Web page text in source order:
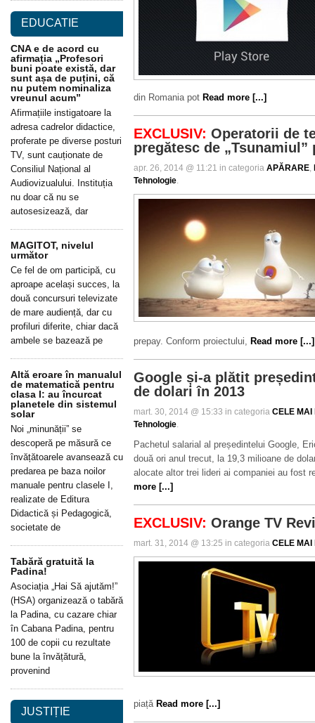
din Romania pot Read more [...]
EXCLUSIV: Operatorii de
pregătesc de „Tsunamiul”
apr. 26, 2014 @ 11:21 in categoria APĂRARE,
Tehnologie.
prepay. Conform proiectului, Read more [...]
Google și-a plătit
de dolari în 2013
mart. 30, 2014 @ 15:33 in categoria CELE MAI
Tehnologie.
Pachetul salarial al președintelui Google,
două ori anul trecut, la 19,3 milioane de
alocate altor trei lideri ai companiei au fost
more [...]
EXCLUSIV: Orange TV
mart. 31, 2014 @ 13:25 in categoria CELE MAI
piață Read more [...]
EDUCATIE
CNA e de acord cu
afirmația „Profesori
buni poate există, dar
sunt așa de puțini, că
nu putem nominaliza
vreunul acum”
Afirmațiile instigatoare la
adresa cadrelor didactice,
proferate pe diverse posturi
TV, sunt cauționate de
Consiliul Național al
Audiovizualului. Instituția
nu doar că nu se
autosesizează, dar
MAGITOT, nivelul
următor
Ce fel de om participă, cu
aproape același succes, la
două concursuri televizate
de mare audiență, dar cu
profiluri diferite, chiar dacă
ambele se bazează pe
Altă eroare în manualul
de matematică pentru
clasa I: au încurcat
planetele din sistemul
solar
Noi „minunății” se
descoperă pe măsură ce
învățătoarele avansează cu
predarea pe baza noilor
manuale pentru clasele I,
realizate de Editura
Didactică și Pedagogică,
societate de
Tabără gratuită la
Padina!
Asociația „Hai Să ajutăm!”
(HSA) organizează o tabără
la Padina, cu cazare chiar
în Cabana Padina, pentru
100 de copii cu rezultate
bune la învățătură,
provenind
JUSTIȚIE